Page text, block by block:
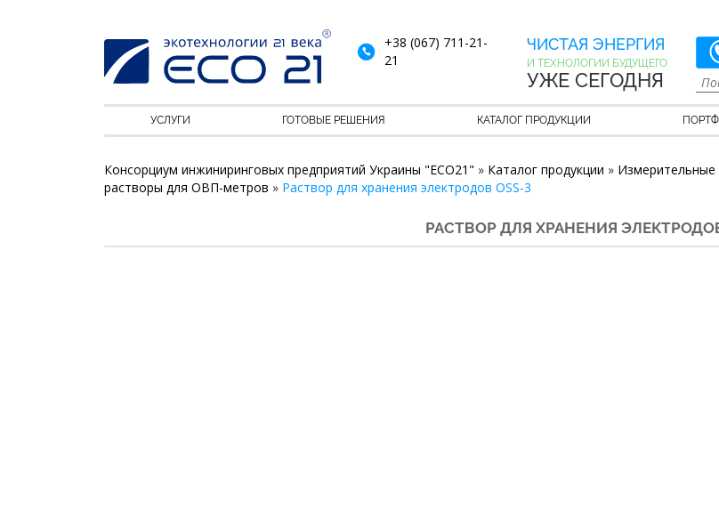
+38 (067) 711-21-
21
ЧИСТАЯ ЭНЕРГИЯ
И ТЕХНОЛОГИИ БУДУЩЕГО
УЖЕ СЕГОДНЯ
УСЛУГИ ГОТОВЫЕ РЕШЕНИЯ КАТАЛОГ ПРОДУКЦИИ
Консорциум инжиниринговых предприятий Украины "ECO21" » Каталог продукции »
растворы для ОВП-метров » Раствор для хранения электродов OSS-3
РАСТВОР ДЛЯ ХРАНЕНИЯ ЭЛЕКТРОДОВ